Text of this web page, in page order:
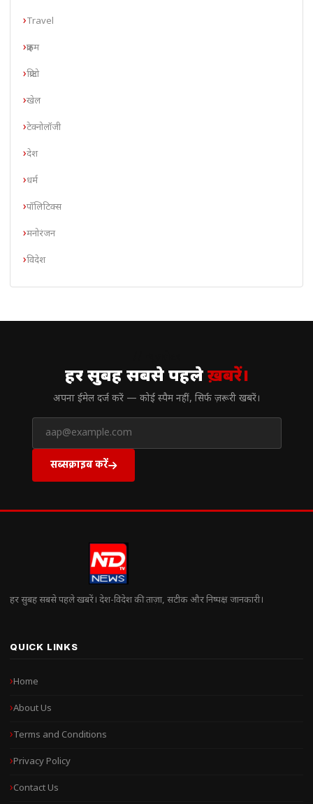
Travel
क्राइम
क्रिप्टो
खेल
टेक्नोलॉजी
देश
धर्म
पॉलिटिक्स
मनोरंजन
विदेश
हर सुबह सबसे पहलेख़बरें।
अपना ईमेल दर्ज करें — कोई स्पैम नहीं, सिर्फ ज़रूरी खबरें।
सब्सक्राइब करें
हर सुबह सबसे पहले खबरें। देश-विदेश की ताज़ा, सटीक और निष्पक्ष जानकारी।
QUICK LINKS
Home
About Us
Terms and Conditions
Privacy Policy
Contact Us